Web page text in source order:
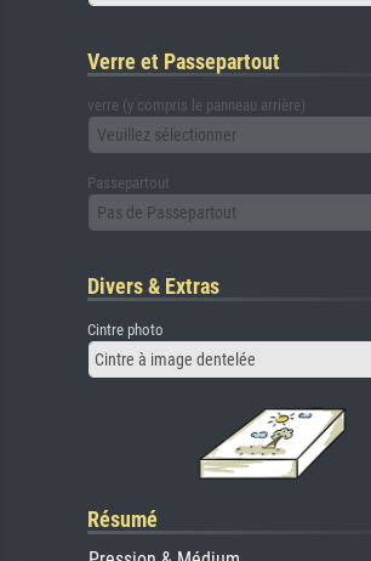
Verre et Passepartout
verre (y compris le panneau arrière)
Veuillez sélectionner
Passepartout
Pas de Passepartout
Divers & Extras
Cintre photo
Cintre à image dentelée
Résumé